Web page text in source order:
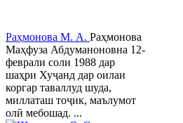
Раҳмонова М. А. Раҳмонова
Маҳфуза Абдуманоновна 12-
феврали соли 1988 дар
шаҳри Хуҷанд дар оилаи
коргар таваллуд шуда,
миллаташ тоҷик, маълумот
олӣ мебошад. ...